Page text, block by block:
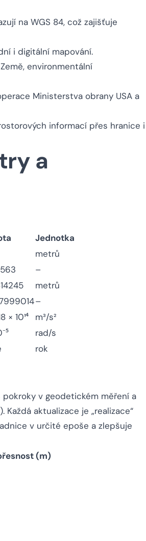
na WGS 84, což zajišťuje
i digitální mapování.
environmentální
Ministerstva obrany USA a
informací přes hranice i
a
Jednotka
metrů
–
metrů
–
× 10¹⁴
m³/s²
rad/s
rok
pokroky v geodetickém měření a
aktualizace je „realizace“
v určité epoše a zlepšuje
(m)